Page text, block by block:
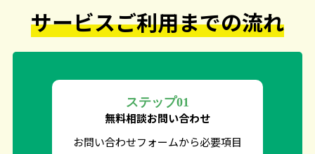
サービスご利用までの流れ
ステップ01
無料相談お問い合わせ
お問い合わせフォームから必要項目